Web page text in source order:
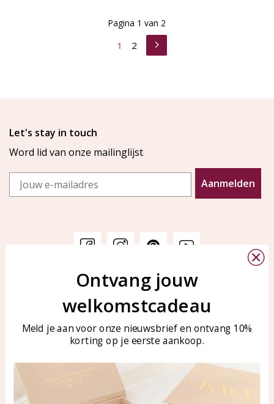
1 2
Pagina 1 van 2
Let's stay in touch
Word lid van onze mailinglijst
Email
Aanmelden
Veelgestelde vragen
Sieraden onderhouden
KAYA Sieraden
Bellen of WhatsApp Ma-Vr
tussen 09:00-17:00
Tel: 0850003187
WhatsApp: 0850003187
klantenservice@kayasierade
Ontvang jouw
welkomstcadeau
Meld je aan voor onze nieuwsbrief en ontvang 10%
korting op je eerste aankoop.